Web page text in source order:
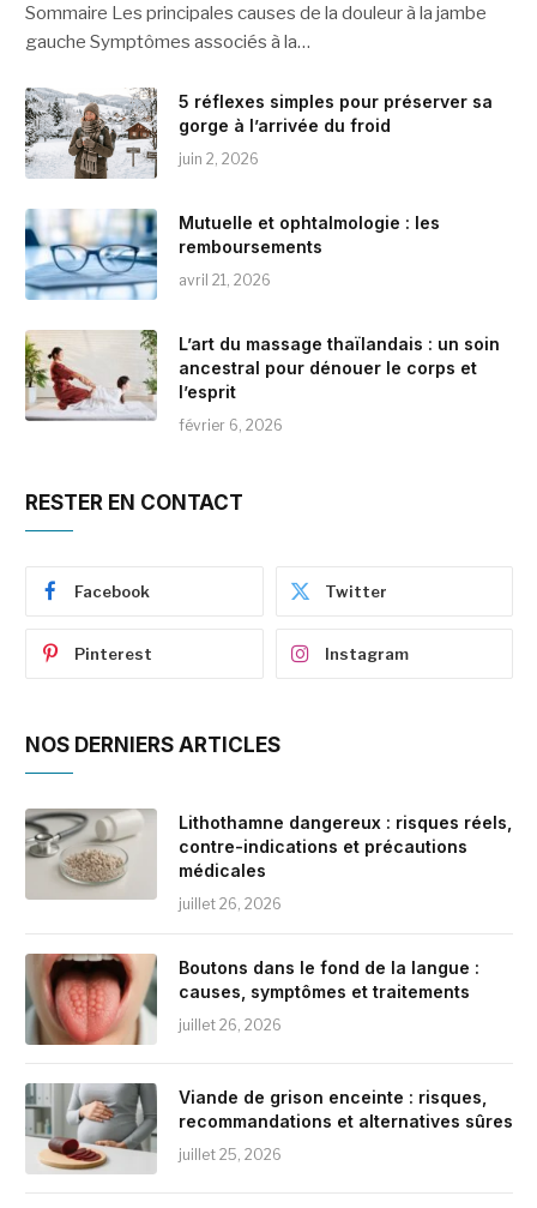
Sommaire Les principales causes de la douleur à la jambe
gauche Symptômes associés à la…
5 réflexes simples pour préserver sa
gorge à l’arrivée du froid
juin 2, 2026
Mutuelle et ophtalmologie : les
remboursements
avril 21, 2026
L’art du massage thaïlandais : un soin
ancestral pour dénouer le corps et
l’esprit
février 6, 2026
RESTER EN CONTACT
Facebook Twitter
Pinterest Instagram
NOS DERNIERS ARTICLES
Lithothamne dangereux : risques réels,
contre-indications et précautions
médicales
juillet 26, 2026
Boutons dans le fond de la langue :
causes, symptômes et traitements
juillet 26, 2026
Viande de grison enceinte : risques,
recommandations et alternatives sûres
juillet 25, 2026